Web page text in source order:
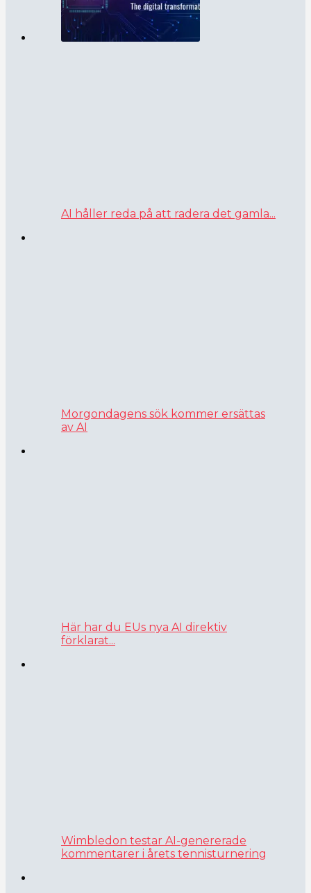
AI håller reda på att radera det gamla...
Morgondagens sök kommer ersättas
av AI
Här har du EUs nya AI direktiv
förklarat...
Wimbledon testar AI-genererade
kommentarer i årets tennisturnering